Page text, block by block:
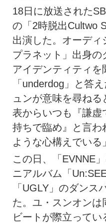
18日に放送された
の「2時脱出Cultwo
出演した。オーデ
プラネット」出身の
アイデンティティを
「underdog」と答
ュンが意味を尋ね
表からいつも『謙虚
持ちで臨め』と言わ
ような心構えでいる
この日、「EVNNE
ニアルバム「
「UGLY」のダンス
た。ユ・スンオンは
ビートが際立って